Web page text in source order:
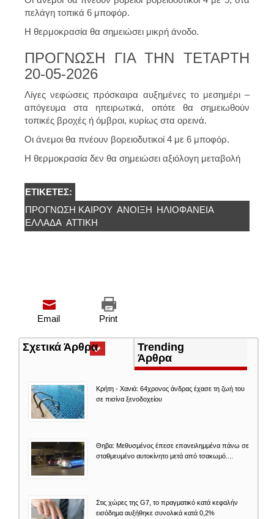
πελάγη τοπικά 6 μποφόρ.
Η θερμοκρασία θα σημειώσει μικρή άνοδο.
ΠΡΟΓΝΩΣΗ ΓΙΑ ΤΗΝ ΤΕΤΑΡΤΗ
20-05-2026
Λίγες νεφώσεις πρόσκαιρα αυξημένες το μεσημέρι –
απόγευμα στα ηπειρωτικά, οπότε θα σημειωθούν
τοπικές βροχές ή όμβροι, κυρίως στα ορεινά.
Οι άνεμοι θα πνέουν βορειοδυτικοί 4 με 6 μποφόρ.
Η θερμοκρασία δεν θα σημειώσει αξιόλογη μεταβολή
ΕΤΙΚΈΤΕΣ:
ΠΡΟΓΝΩΣΗ ΚΑΙΡΟΎ ΑΝΟΙΞΗ ΗΛΙΟΦΑΝΕΙΑ
ΕΛΛΆΔΑ ΑΤΤΙΚΉ
Print
Email
Σχετικά Άρθρα(ενεργή
καρτέλα)
Trending
Άρθρα
Κρήτη - Χανιά: 64χρονος άνδρας έχασε τη ζωή του
σε πισίνα ξενοδοχείου
Θηβα: Μεθυσμένος έπεσε επανειλημμένα πάνω σε
σταθμευμένο αυτοκίνητο μετά από τσακωμό....
Στις χώρες της G7, το πραγματικό κατά κεφαλήν
εισόδημα αυξήθηκε συνολικά κατά 0,2%